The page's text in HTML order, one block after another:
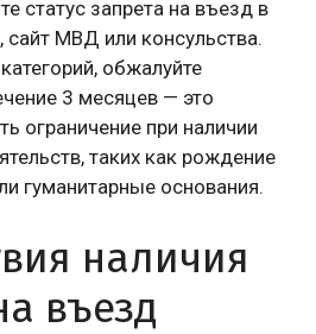
статус запрета на въезд в
сайт МВД или консульства.
обжалуйте
3 месяцев — это
ограничение при наличии
таких как рождение
гуманитарные основания.
наличия
въезд